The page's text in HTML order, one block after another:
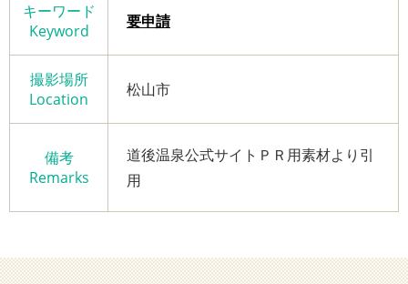
キーワード
Keyword
要申請
撮影場所
Location
松山市
備考
Remarks
道後温泉公式サイトＰＲ用素材より引
用